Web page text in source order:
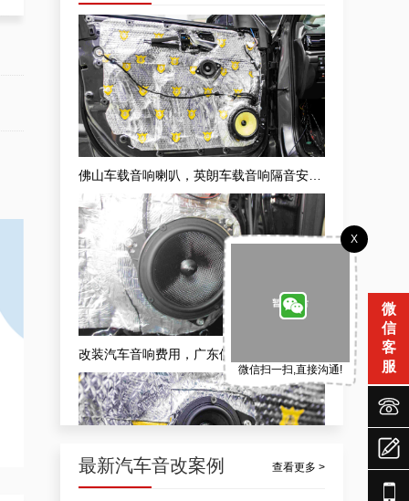
最新汽车音改案例 查看更多 >
微
信
客
服
X
微信扫一扫,直接沟通!



